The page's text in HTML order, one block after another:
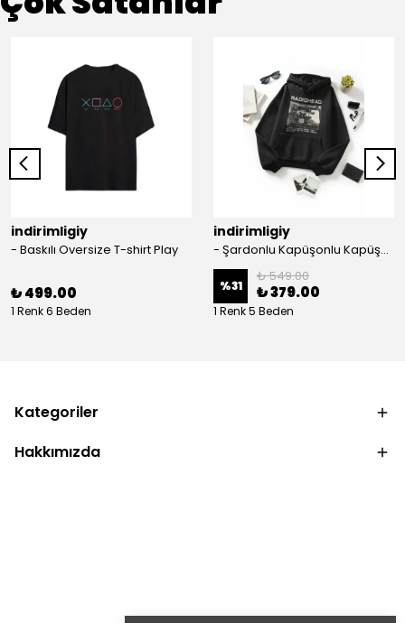
indirimligiy
- Baskılı Oversize T-shirt Play
₺ 499.00
1 Renk 6 Beden
indirimligiy
- Şardonlu Kapüşonlu Kapüşonlu Kanguru Cep Oversize Lastik Paça Sweatshirt Takimi
%31
₺ 549.00
₺ 379.00
1 Renk 5 Beden
Kategoriler
Hakkımızda